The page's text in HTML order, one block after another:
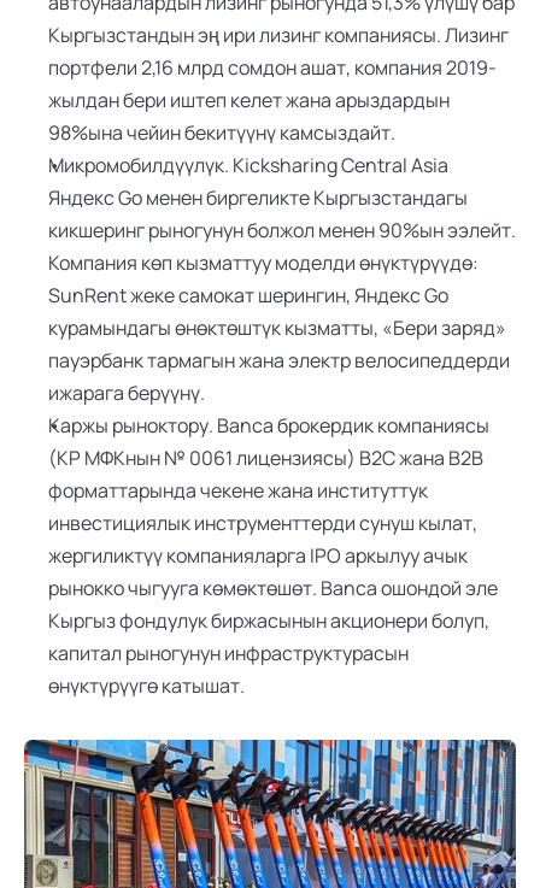
Кыргызстандын эң ири лизинг компаниясы. Лизинг
портфели 2,16 млрд сомдон ашат, компания 2019-
жылдан бери иштеп келет жана арыздардын
98%ына чейин бекитүүнү камсыздайт.
Микромобилдүүлүк. Kicksharing Central Asia
Яндекс Go менен биргеликте Кыргызстандагы
кикшеринг рыногунун болжол менен 90%ын ээлейт.
Компания көп кызматтуу моделди өнүктүрүүдө:
SunRent жеке самокат шерингин, Яндекс Go
курамындагы өнөктөштүк кызматты, «Бери заряд»
пауэрбанк тармагын жана электр велосипеддерди
ижарага берүүнү.
Каржы рыноктору. Banca брокердик компаниясы
(КР МФКнын № 0061 лицензиясы) B2C жана B2B
форматтарында чекене жана институттук
инвестициялык инструменттерди сунуш кылат,
жергиликтүү компанияларга IPO аркылуу ачык
рынокко чыгууга көмөктөшөт. Banca ошондой эле
Кыргыз фондулук биржасынын акционери болуп,
капитал рыногунун инфраструктурасын
өнүктүрүүгө катышат.